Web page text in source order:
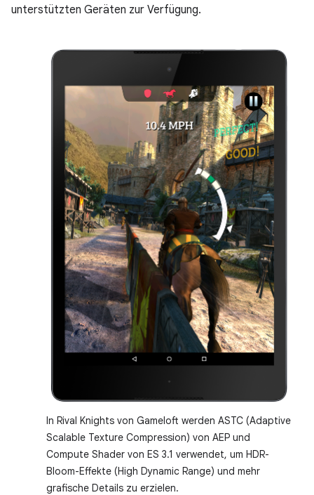
unterstützten Geräten zur Verfügung.
In Rival Knights von Gameloft werden ASTC (Adaptive
Scalable Texture Compression) von AEP und
Compute Shader von ES 3.1 verwendet, um HDR-
Bloom-Effekte (High Dynamic Range) und mehr
grafische Details zu erzielen.